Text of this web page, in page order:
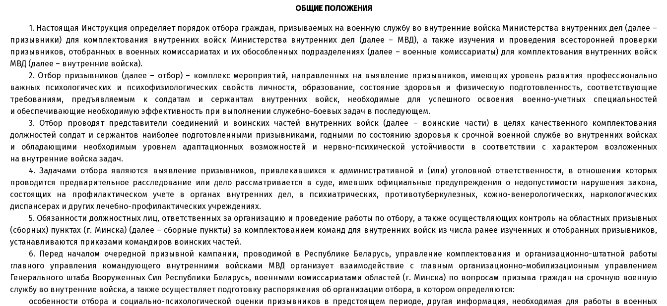
ОБЩИЕ ПОЛОЖЕНИЯ
1. Настоящая Инструкция определяет порядок отбора граждан, призываемых на военную службу во внутренние войска Министерства внутренних дел (далее –
призывники) для комплектования внутренних войск Министерства внутренних дел (далее – МВД), а также изучения и проведения всесторонней проверки
призывников, отобранных в военных комиссариатах и их обособленных подразделениях (далее – военные комиссариаты) для комплектования внутренних войск
МВД (далее – внутренние войска).
2. Отбор призывников (далее – отбор) – комплекс мероприятий, направленных на выявление призывников, имеющих уровень развития профессионально
важных психологических и психофизиологических свойств личности, образование, состояние здоровья и физическую подготовленность, соответствующие
требованиям, предъявляемым к солдатам и сержантам внутренних войск, необходимые для успешного освоения военно-учетных специальностей
и обеспечивающие необходимую эффективность при выполнении служебно-боевых задач в последующем.
3. Отбор проводят представители соединений и воинских частей внутренних войск (далее – воинские части) в целях качественного комплектования
должностей солдат и сержантов наиболее подготовленными призывниками, годными по состоянию здоровья к срочной военной службе во внутренних войсках
и обладающими необходимым уровнем адаптационных возможностей и нервно-психической устойчивости в соответствии с характером возложенных
на внутренние войска задач.
4. Задачами отбора являются выявление призывников, привлекавшихся к административной и (или) уголовной ответственности, в отношении которых
проводится предварительное расследование или дело рассматривается в суде, имевших официальные предупреждения о недопустимости нарушения закона,
состоящих на профилактическом учете в органах внутренних дел, в психиатрических, противотуберкулезных, кожно-венерологических, наркологических
диспансерах и других лечебно-профилактических учреждениях.
5. Обязанности должностных лиц, ответственных за организацию и проведение работы по отбору, а также осуществляющих контроль на областных призывных
(сборных) пунктах (г. Минска) (далее – сборные пункты) за комплектованием команд для внутренних войск из числа ранее изученных и отобранных призывников,
устанавливаются приказами командиров воинских частей.
6. Перед началом очередной призывной кампании, проводимой в Республике Беларусь, управление комплектования и организационно-штатной работы
главного управления командующего внутренними войсками МВД организует взаимодействие с главным организационно-мобилизационным управлением
Генерального штаба Вооруженных Сил Республики Беларусь, военными комиссариатами областей (г. Минска) по вопросам призыва граждан на срочную военную
службу во внутренние войска, а также осуществляет подготовку распоряжения об организации отбора, в котором определяются:
особенности отбора и социально-психологической оценки призывников в предстоящем периоде, другая информация, необходимая для работы в военных